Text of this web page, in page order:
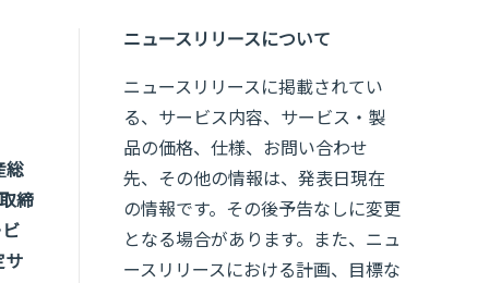
総
締
サ
ニュースリリースについて
ニュースリリースに掲載されてい
る、サービス内容、サービス・製
品の価格、仕様、お問い合わせ
先、その他の情報は、発表日現在
の情報です。その後予告なしに変更
となる場合があります。また、ニュ
ースリリースにおける計画、目標な